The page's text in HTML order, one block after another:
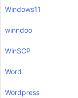
Windows11
winndoo
WinSCP
Word
Wordpress